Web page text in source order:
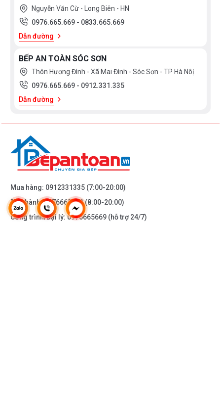
Nguyễn Văn Cừ - Long Biên - HN
0976.665.669 - 0833.665.669
Dẫn đường
BẾP AN TOÀN SÓC SƠN
Thôn Hương Đình - Xã Mai Đình - Sóc Sơn - TP Hà Nôị
0976.665.669 - 0912.331.335
Dẫn đường
Mua hàng: 0912331335 (7:00-20:00)
Bảo hành:0976665669(8:00-20:00)
Công trình/Đại lý:0976665669 (hỗ trợ 24/7)